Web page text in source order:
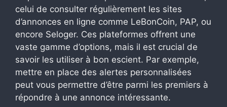
celui de consulter régulièrement les sites
d’annonces en ligne comme LeBonCoin, PAP, ou
encore Seloger. Ces plateformes offrent une
vaste gamme d’options, mais il est crucial de
savoir les utiliser à bon escient. Par exemple,
mettre en place des alertes personnalisées
peut vous permettre d’être parmi les premiers à
répondre à une annonce intéressante.